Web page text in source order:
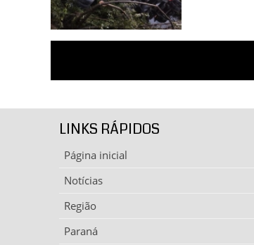
LINKS RÁPIDOS
Página inicial
Notícias
Região
Paraná